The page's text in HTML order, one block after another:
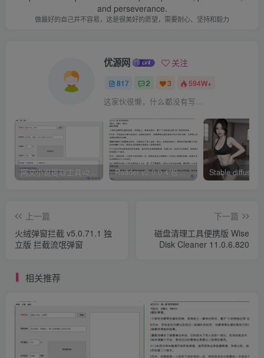
and perseverance.
做最好的自己并不容易，这是很美好的愿望，需要耐心、坚持和毅力
优源网 关注
817 2 3 594W+
这家伙很懒，什么都没有写...
Reader v2.0.0.4 极简小说阅读器支持导入在线及离线书源
上一篇
火绒弹窗拦截 v5.0.71.1 独
立版 拦截流氓弹窗
下一篇
磁盘清理工具便携版 Wise
Disk Cleaner 11.0.6.820
相关推荐